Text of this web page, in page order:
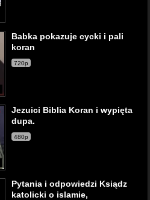
Babka pokazuje cycki i pali
koran
720p
Jezuici Biblia Koran i wypięta
dupa.
480p
Pytania i odpowiedzi Ksiądz
katolicki o islamie,